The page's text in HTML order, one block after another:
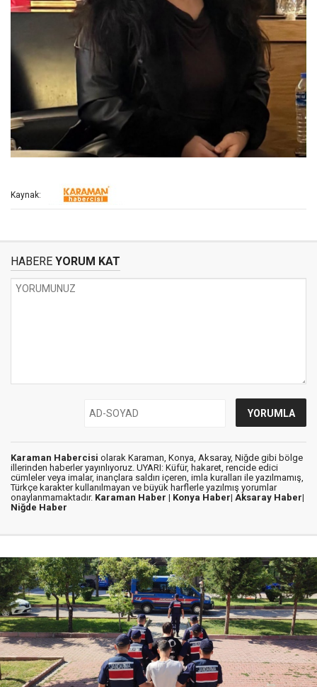
Kaynak:
HABERE YORUM KAT
Karaman Habercisi olarak Karaman, Konya, Aksaray, Niğde gibi bölge
illerinden haberler yayınlıyoruz. UYARI: Küfür, hakaret, rencide edici
cümleler veya imalar, inançlara saldırı içeren, imla kuralları ile yazılmamış,
Türkçe karakter kullanılmayan ve büyük harflerle yazılmış yorumlar
onaylanmamaktadır. Karaman Haber | Konya Haber| Aksaray Haber|
Niğde Haber